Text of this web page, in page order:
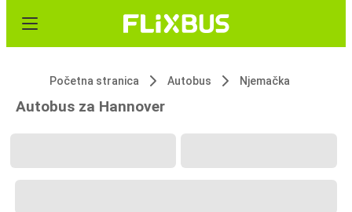
Početna stranica Autobus Njemačka
Autobus za Hannover